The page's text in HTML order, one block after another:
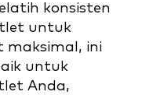
konsisten
untuk
maksimal, ini
untuk
Anda,